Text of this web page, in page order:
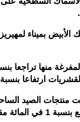
إلى 99 طنا (8,69 مليون درهم/+23 في المائة)